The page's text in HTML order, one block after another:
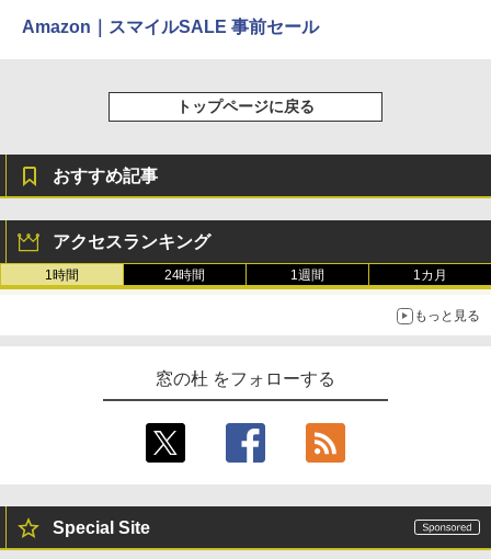
Amazon｜スマイルSALE 事前セール
トップページに戻る
おすすめ記事
アクセスランキング
1時間 24時間 1週間 1カ月
もっと見る
窓の杜 をフォローする
Special Site